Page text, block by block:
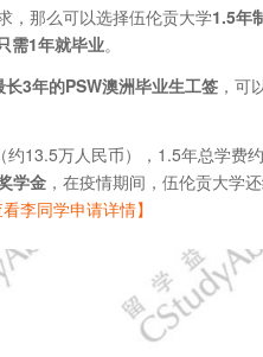
，那么可以选择伍伦贡大学1.5年
需1年就毕业。
长3年的PSW澳洲毕业生工签 ，可
13.5万人民币），1.5年总学费
学金 ，在疫情期间，伍伦贡大学
看李同学申请详情】